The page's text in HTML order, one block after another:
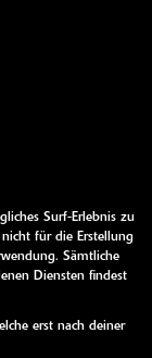
Surf-Erlebnis zu
für die Erstellung
Sämtliche
Diensten findest
erst nach deiner